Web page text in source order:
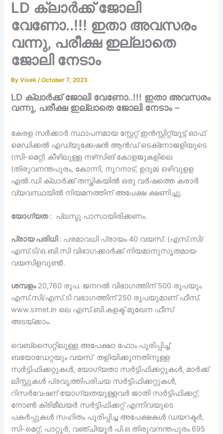
LD ക്ലാർക്ക് ജോലി
വേണോ..!!! ഇതാ അവസരം
വന്നു, പരീക്ഷ ഇല്ലാതെ
ജോലി നേടാം
ByVivek/October 7, 2023
LD ക്ലാർക്ക് ജോലി വേണോ..!!! ഇതാ അവസരം
വന്നു, പരീക്ഷ ഇല്ലാതെ ജോലി നേടാം –
കേരള സർക്കാർ സ്ഥാപനമായ സ്റ്റേറ്റ് ഇൻസ്റ്റിറ്റ്യൂട്ട് ഓഫ്
മെഡിക്കൽ എഡ്യുക്കേഷൻ ആൻഡ് ടെക്‌നോജളിയുടെ
(സി-മെറ്റ്) കീഴിലുള്ള നഴ്‌സിങ് കോളജുകളിലെ
(തിരുവനന്തപുരം, കോന്നി, നൂറനാട്, ഉദുമ) ഒഴിവുളള
എൽ.ഡി ക്ലാർക്ക് തസ്തികയിൽ ഒരു വർഷത്തെ കരാർ
വ്യവസ്ഥയിൽ നിയമനത്തിന് അപേക്ഷ ക്ഷണിച്ചു.
യോഗ്യത: പ്ലസ്ടു പാസായിരിക്കണം.
പ്രായ പരിധി : പരമാവധി പ്രായം 40 വയസ്. (എസ്.സി/
എസ്.ടി/ഒ.ബി.സി വിഭാഗക്കാർക്ക് നിയമാനുസൃതമായ
വയസിളവുണ്ട്).
ശമ്പളം20,760 രൂപ. ജനറൽ വിഭാഗത്തിന് 500 രൂപയും
എസ്.സി/എസ്.ടി വഭാഗത്തിന് 250 രൂപയുമാണ് ഫീസ്.
www.simet.in ലെ എസ്.ബി.കളക്ട് മുഖേന ഫീസ്
അടയ്ക്കാം.
വെബ്‌സൈറ്റിലുള്ള അപേക്ഷാ ഫോം പൂരിപ്പിച്ച്
ബയോഡേറ്റയും വയസ് തളിയിക്കുന്നതിനുള്ള
സർട്ടിഫിക്കറ്റുകൾ, യോഗ്യതാ സർട്ടിഫിക്കറ്റുകൾ, മാർക്ക്
ലിസ്റ്റുകൾ പ്രവൃത്തിപരിചയ സർട്ടിഫിക്കറ്റുകൾ,
റിസർവേഷന് യോഗ്യതയുള്ളവർ ജാതി സർട്ടിഫിക്കറ്റ്,
നോൺ ക്രിമീലയർ സർട്ടിഫിക്കറ്റ് എന്നിവയുടെ
പകർപ്പുകൾ സഹിതം പൂരിപ്പിച്ച അപേക്ഷകൾ ഡയറക്ടർ,
സി-മെറ്റ്, പാറ്റൂർ, വഞ്ചിയൂർ പി.ഒ തിരുവനന്തപുരം 695